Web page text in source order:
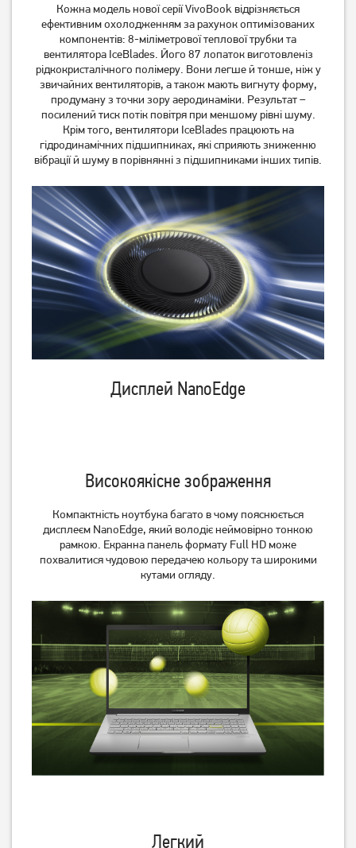
Кожна модель нової серії VivoBook відрізняється
ефективним охолодженням за рахунок оптимізованих
компонентів: 8-міліметрової теплової трубки та
вентилятора IceBlades. Його 87 лопаток виготовлені​з
рідкокристалічного полімеру. Вони легше й тонше, ніж у
звичайних вентиляторів, а також мають вигнуту форму,
продуману з точки зору аеродинаміки. Результат –
посилений тиск потік повітря при меншому рівні шуму.
Крім того, вентилятори IceBlades працюють на
гідродинамічних підшипниках, які сприяють зниженню
вібрації й шуму в порівнянні з підшипниками інших типів.
Дисплей NanoEdge
Високоякісне зображення
Компактність ноутбука багато в чому пояснюється
дисплеєм NanoEdge, який володіє неймовірно тонкою
рамкою. Екранна панель формату Full HD може
похвалитися чудовою передачею кольору та широкими
кутами огляду.
Легкий